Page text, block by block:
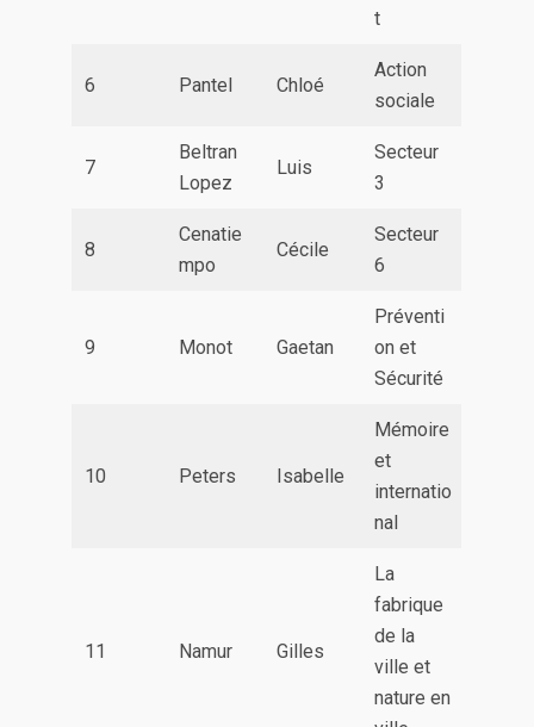
t
6 Pantel Chloé
Action
sociale
7
Beltran
Lopez
Luis
Secteur
3
8
Cenatie
mpo
Cécile
Secteur
6
9 Monot Gaetan
Préventi
on et
Sécurité
10 Peters Isabelle
Mémoire
et
internatio
nal
11 Namur Gilles
La
fabrique
de la
ville et
nature en